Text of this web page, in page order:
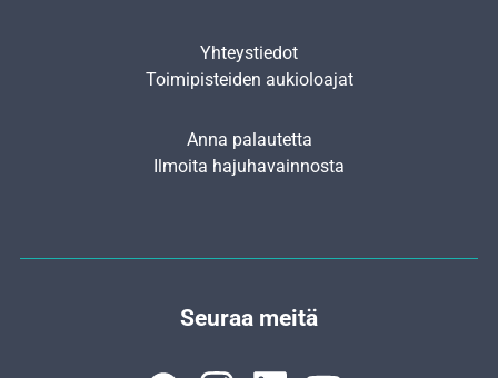
Yhteystiedot
Toimipisteiden aukioloajat
Anna palautetta
Ilmoita hajuhavainnosta
Seuraa meitä